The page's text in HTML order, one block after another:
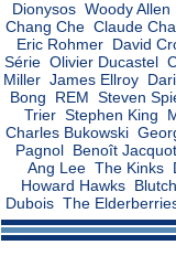
Dionysos Woody Allen
Chang Che Claude
Eric Rohmer
David
Série Olivier Ducastel
Miller James Ellroy
Bong
REM Steven
Trier Stephen King
Charles Bukowski
Pagnol
Benoît Jacquot
Ang Lee The Kinks
Howard Hawks
Blutch
Dubois The